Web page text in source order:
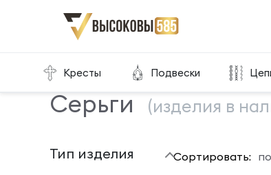
Кресты Подвески
Главная Склад готовой продукции
Серьги (изделия в
Тип изделия Сортировать: